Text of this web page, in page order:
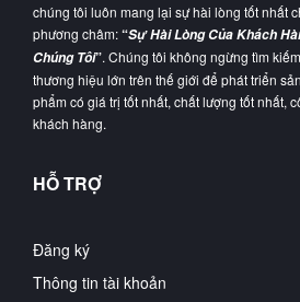
chúng tôi luôn mang lại sự hài lòng tốt nhất
phương châm:“Sự Hài Lòng Của Khách
Chúng Tôi”. Chúng tôi không ngừng tìm
thương hiệu lớn trên thế giới để phát triển
phẩm có giá trị tốt nhất, chất lượng tốt nhất,
khách hàng.
HỖ TRỢ
Đăng ký
Thông tin tài khoản